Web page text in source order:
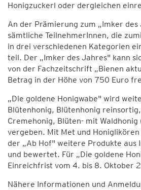
Honigzuckerl oder dergleichen
An der Prämierung zum „Imker
sämtliche TeilnehmerInnen, die
in drei verschiedenen Kategorien
teil. Der „Imker des Jahres" kann
von der Fachzeitschrift „Bienen
Betrag in der Höhe von 750 Euro
„Die goldene Honigwabe" wird
Blütenhonig, Blütenhonig
Cremehonig, Blüten- mit Waldhonig
vergeben. Mit Met und
der „Ab Hof" weitere Produkte aus
und bewertet. Für „Die goldene
Einreichfrist vom 4. bis 8. Oktober
Nähere Informationen und